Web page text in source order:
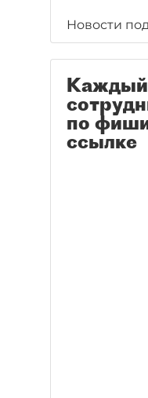
Новости
Каждый
по
ссылке